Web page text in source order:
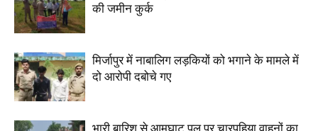
की जमीन कुर्क
मिर्जापुर में नाबालिग लड़कियों को भगाने के मामले में
दो आरोपी दबोचे गए
भारी बारिश से आमघाट पुल पर चारपहिया वाहनों का